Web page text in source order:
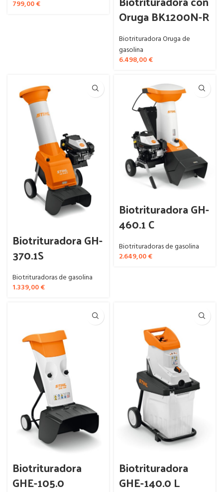
799,00€
Oruga BK1200N-R
Biotrituradora Oruga de
gasolina
6.498,00€
Biotrituradora GH-
370.1S
Biotrituradoras de gasolina
1.339,00€
Biotrituradora GH-
460.1 C
Biotrituradoras de gasolina
2.649,00€
Biotrituradora
GHE-105.0
Biotrituradora
GHE-140.0 L